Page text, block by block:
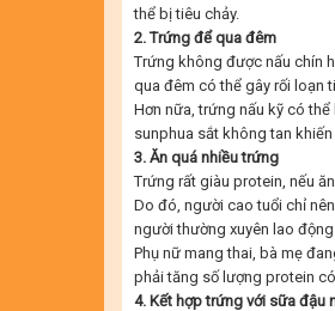
thể bị tiêu chảy.
2. Trứng để qua đêm
Trứng không được nấu chín
qua đêm có thể gây rối loạn
Hơn nữa, trứng nấu kỹ có
sunphua sắt không tan
3. Ăn quá nhiều trứng
Trứng rất giàu protein, nếu
Do đó, người cao tuổi chỉ
người thường xuyên lao
Phụ nữ mang thai, bà mẹ
phải tăng số lượng protein
4. Kết hợp trứng với sữa đậu